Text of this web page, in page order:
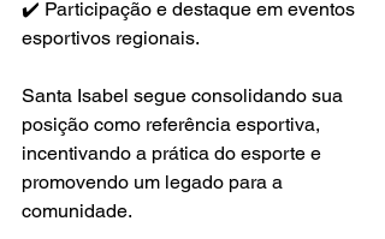
✔️ Participação e destaque em eventos
esportivos regionais.
Santa Isabel segue consolidando sua
posição como referência esportiva,
incentivando a prática do esporte e
promovendo um legado para a
comunidade.